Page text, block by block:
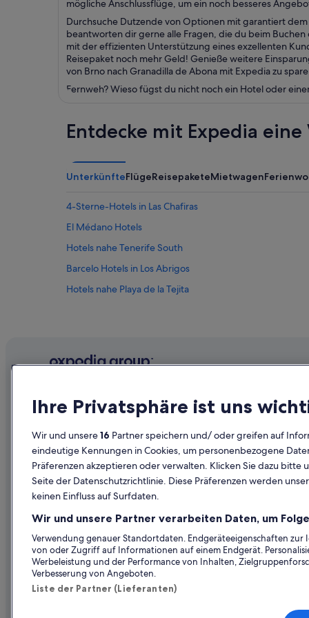
mögliche Anschlussflüge, um ein noch besseres
Durchsuche Dutzende von Optionen mit garantiert
beantworten dir gerne alle Fragen, die du beim Buchen
mit der effizienten Unterstützung eines exzellenten
Reisepaket noch mehr Geld! Genieße weitere
von Brno nach Granadilla de Abona mit Expedia zu
Fernweh? Wieso fügst du nicht noch ein Hotel oder
Entdecke mit Expedia
UnterkünfteFlügeReisepaketeMietwagen
4-Sterne-Hotels in Las Chafiras
El Médano Hotels
Hotels nahe Tenerife South
Barcelo Hotels in Los Abrigos
Hotels nahe Playa de la Tejita
Unternehmen
Unterkunft registrieren
Partnerschaften
Erkunden
Alle
Ihre Privatsphäre ist uns
Wir und unsere16 Partner speichern und/ oder greifen auf
eindeutige Kennungen in Cookies, um personenbezogene
Präferenzen akzeptieren oder verwalten. Klicken Sie dazu bitte
Seite der Datenschutzrichtlinie. Diese Präferenzen werden
keinen Einfluss auf Surfdaten.
Wir und unsere Partner verarbeiten Daten, um
Verwendung genauer Standortdaten. Endgeräteeigenschaften
von oder Zugriff auf Informationen auf einem Endgerät.
Werbeleistung und der Performance von Inhalten,
Verbesserung von Angeboten.
Liste der Partner (Lieferanten)